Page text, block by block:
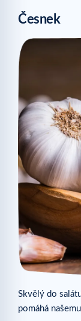
Česnek
Skvělý do
pomáhá